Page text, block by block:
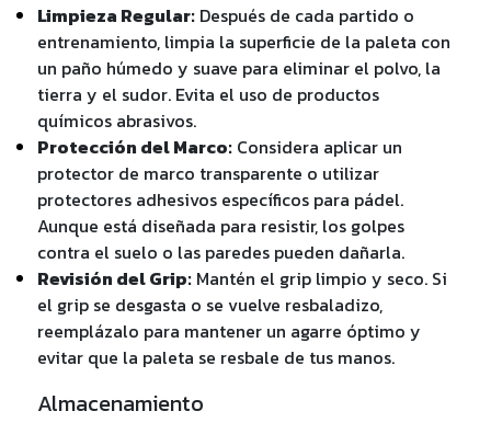
Limpieza Regular:Después de cada partido o
entrenamiento, limpia la superficie de la paleta con
un paño húmedo y suave para eliminar el polvo, la
tierra y el sudor. Evita el uso de productos
químicos abrasivos.
Protección del Marco:Considera aplicar un
protector de marco transparente o utilizar
protectores adhesivos específicos para pádel.
Aunque está diseñada para resistir, los golpes
contra el suelo o las paredes pueden dañarla.
Revisión del Grip:Mantén el grip limpio y seco. Si
el grip se desgasta o se vuelve resbaladizo,
reemplázalo para mantener un agarre óptimo y
evitar que la paleta se resbale de tus manos.
Almacenamiento